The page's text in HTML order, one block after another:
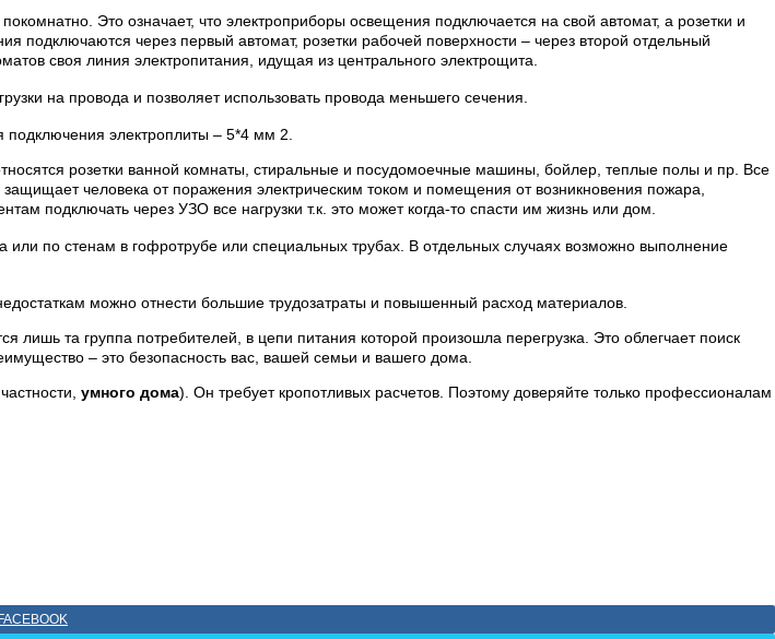
Это означает, что электроприборы освещения подключается на свой автомат, а розетки и
через первый автомат, розетки рабочей поверхности – через второй отдельный
своя линия электропитания, идущая из центрального электрощита.
на провода и позволяет использовать провода меньшего сечения.
электроплиты – 5*4 мм 2.
розетки ванной комнаты, стиральные и посудомоечные машины, бойлер, теплые полы и пр. Все
человека от поражения электрическим током и помещения от возникновения пожара,
подключать через УЗО все нагрузки т.к. это может когда-то спасти им жизнь или дом.
по стенам в гофротрубе или специальных трубах. В отдельных случаях возможно выполнение
можно отнести большие трудозатраты и повышенный расход материалов.
та группа потребителей, в цепи питания которой произошла перегрузка. Это облегчает поиск
– это безопасность вас, вашей семьи и вашего дома.
умного дома). Он требует кропотливых расчетов. Поэтому доверяйте только профессионалам
FACEBOOK